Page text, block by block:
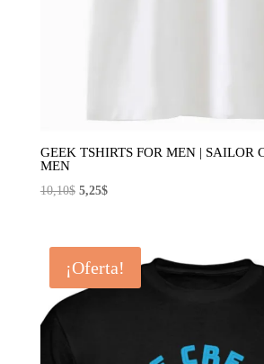
GEEK TSHIRTS FOR MEN | SAILOR
MEN
10,10$ El
era:
10,10$.
5,25$El
es:
5,25$.
¡Oferta!